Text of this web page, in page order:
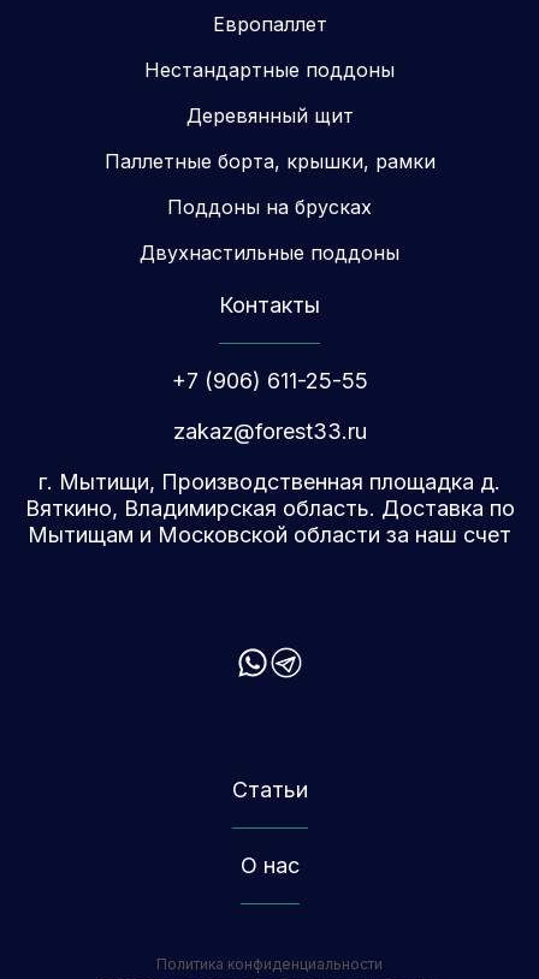
Европаллет
Нестандартные поддоны
Деревянный щит
Паллетные борта, крышки, рамки
Поддоны на брусках
Двухнастильные поддоны
Контакты
+7 (906) 611-25-55
zakaz@forest33.ru
г. Мытищи, Производственная площадка д.
Вяткино, Владимирская область. Доставка по
Мытищам и Московской области за наш счет
Статьи
О нас
Политика конфиденциальности